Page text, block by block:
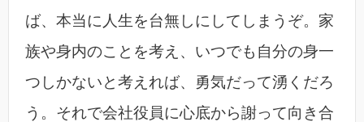
ば、本当に人生を台無しにしてしまうぞ。家
族や身内のことを考え、いつでも自分の身一
つしかないと考えれば、勇気だって湧くだろ
う。それで会社役員に心底から謝って向き合